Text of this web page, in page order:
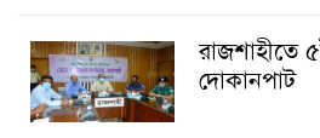
রাজশাহীতে
দোকানপাট